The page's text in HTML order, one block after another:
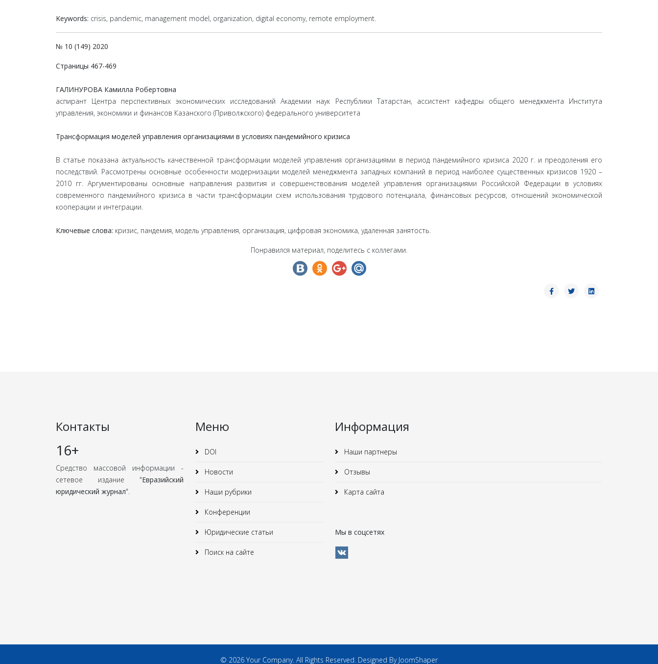
Keywords: crisis, pandemic, management model, organization, digital economy, remote employment.
№ 10 (149) 2020
Страницы 467-469
ГАЛИНУРОВА Камилла Робертовна
аспирант Центра перспективных экономических исследований Академии наук Республики Татарстан, ассистент кафедры общего менеджмента Института
управления, экономики и финансов Казанского (Приволжского) федерального университета
Трансформация моделей управления организациями в условиях пандемийного кризиса
В статье показана актуальность качественной трансформации моделей управления организациями в период пандемийного кризиса 2020 г. и преодоления его
последствий. Рассмотрены основные особенности модернизации моделей менеджмента западных компаний в период наиболее существенных кризисов 1920 –
2010 гг. Аргументированы основные направления развития и совершенствования моделей управления организациями Российской Федерации в условиях
современного пандемийного кризиса в части трансформации схем использования трудового потенциала, финансовых ресурсов, отношений экономической
кооперации и интеграции.
Ключевые слова: кризис, пандемия, модель управления, организация, цифровая экономика, удаленная занятость.
Понравился материал, поделитесь с коллегами.
Контакты
16+
Средство массовой информации -
сетевое издание "Евразийский
юридический журнал".
Меню
DOI
Новости
Наши рубрики
Конференции
Юридические статьи
Поиск на сайте
Информация
Наши партнеры
Отзывы
Карта сайта
Мы в соцсетях
© 2026 Your Company. All Rights Reserved. Designed By JoomShaper